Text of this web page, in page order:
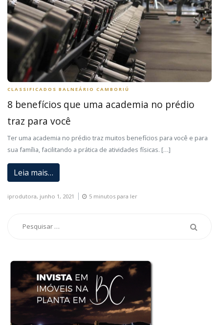
CLASSIFICADOS BALNEÁRIO CAMBORIÚ
8 benefícios que uma academia no prédio
traz para você
Ter uma academia no prédio traz muitos benefícios para você e para
sua família, facilitando a prática de atividades físicas. […]
Leia mais…
iprodutora, junho 1, 2021 5 minutos para ler